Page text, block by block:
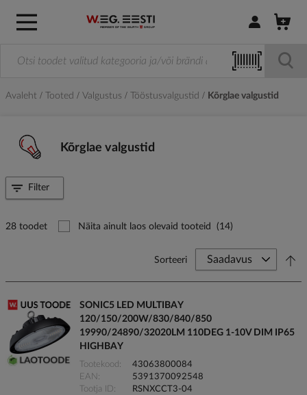
Logi sisse /
Avaleht Tooted Valgustus Tööstusvalgustid Kõrglae valgustid
Kõrglae valgustid
28 toodet Näita ainult laos olevaid tooteid (14)
Sorteeri
SONIC5 LED MULTIBAY
120/150/200W/830/840/850
19990/24890/32020LM 110DEG 1-10V DIM IP65
HIGHBAY
Tootekood
43063800084
EAN
5391370092548
Tootja ID
RSNXCCT3-04
Filter